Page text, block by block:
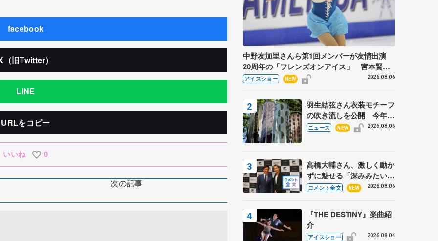
facebook
（旧Twitter）
LINE
URLをコピー
いいね 0
次の記事
中野友加里さんら第1回メンバーが友情出演
20周年の「フレンズオンアイス」 宮本賢二
さん、有川梨絵さん、田村岳斗さんも
アイスショー NEW 2026.08.06
羽生結弦さん衣装モチーフ
の吹き流しを公開 今年は
「春よ、来い」、仙台の瑞
ニュース NEW 2026.08.06
高橋大輔さん、激しく動か
ずに魅せる「深みみたいな
ものは出てきている？」
あい
コメント全文 NEW 2026.08.06
『THE DESTINY』楽曲紹
介
アイスショー 2026.08.04